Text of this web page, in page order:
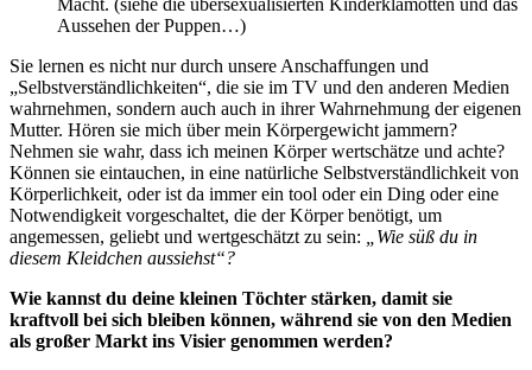
Macht. (siehe die übersexualisierten Kinderklamotten und das
Aussehen der Puppen…)
Sie lernen es nicht nur durch unsere Anschaffungen und
„Selbstverständlichkeiten“, die sie im TV und den anderen Medien
wahrnehmen, sondern auch auch in ihrer Wahrnehmung der eigenen
Mutter. Hören sie mich über mein Körpergewicht jammern?
Nehmen sie wahr, dass ich meinen Körper wertschätze und achte?
Können sie eintauchen, in eine natürliche Selbstverständlichkeit von
Körperlichkeit, oder ist da immer ein tool oder ein Ding oder eine
Notwendigkeit vorgeschaltet, die der Körper benötigt, um
angemessen, geliebt und wertgeschätzt zu sein: „Wie süß du in
diesem Kleidchen aussiehst“?
Wie kannst du deine kleinen Töchter stärken, damit sie
kraftvoll bei sich bleiben können, während sie von den Medien
als großer Markt ins Visier genommen werden?